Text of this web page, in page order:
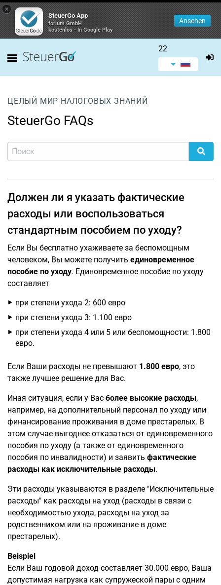
×
SteuerGo App
forium GmbH
kostenlos - In Google Play
Ansehen
22
ЦЕЛЫЙ МИР НАЛОГОВЫХ ЗНАНИЙ
SteuerGo FAQs
Должен ли я указать фактические
расходы или воспользоваться
стандартным пособием по уходу?
Если Вы бесплатно ухаживаете за беспомощным
человеком, Вы можете получить единовременное
пособие по уходу. Единовременное пособие по уходу
составляет
при степени ухода 2: 600 евро
при степени ухода 3: 1.100 евро
при степени ухода 4 или 5 или беспомощности: 1.800
евро.
Если Ваши расходы не превышают 1.800 евро, это
также лучшее решение для Вас.
Иная ситуация, если у Вас более высокие расходы,
например, на дополнительный персонал по уходу или
финансирование проживания в доме престарелых. В
этом случае выгоднее отказаться от единовременного
пособия по уходу (а также от единовременного
пособия по инвалидности) и заявить фактические
расходы как исключительные расходы.
Эти расходы указываются в разделе "Исключительные
расходы" как расходы на уход (расходы в связи с
необходимостью ухода, расходы на уход за
родственником или на проживание в доме
престарелых).
Beispiel
Если Ваш годовой доход составляет 30.000 евро, Ваша
допустимая нагрузка как супружеской пары с одним